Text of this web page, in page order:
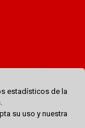
estadísticos de la
su uso y nuestra